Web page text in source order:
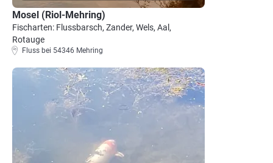
Mosel (Riol-Mehring)
Fischarten: Flussbarsch, Zander, Wels, Aal,
Rotauge
Fluss bei 54346 Mehring